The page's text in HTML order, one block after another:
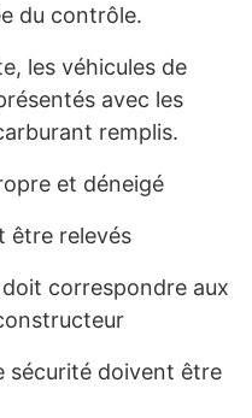
du contrôle.
les véhicules de
avec les
remplis.
et déneigé
être relevés
correspondre aux
sécurité doivent être